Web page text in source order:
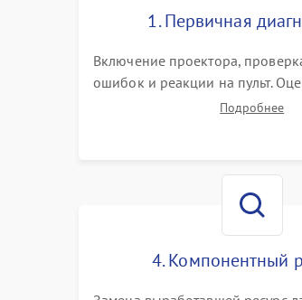
1. Первичная
Включение проектора,
ошибок и реакции на пульт.
проекции, яркости лампы,
Подробнее
4. Компонентный